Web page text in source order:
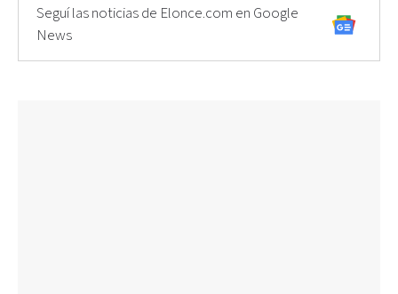
Seguí las noticias de Elonce.com en Google
News